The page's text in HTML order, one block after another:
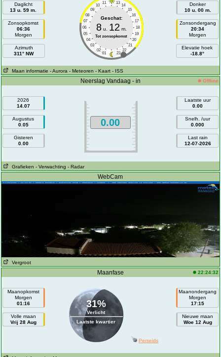
Daglicht
13 u. 59 m.
Zonsopkomst
06:36
Morgen
Azimuth
311° NW
11 13
10
14
09
15
08
16
07
17
06
18
05
19
04
20
03
21
02
22
01 23
Geschat:
8u. 12 m.
Tot zonsopkomst
Donker
10 u. 00 m.
Zonsondergang
20:34
Morgen
Elevatie hoek
-18.8°
Maan informatie - Aurora - Meteoren - Kaart - ISS
Neerslag Vandaag - in Offline
2026
14.07
Augustus
0.05
Gisteren
0.00
0.00
Laatste uur
0.00
Snelh. /uur
0.000
Last rain
12-07-2026
Grafieken - Verwachting - Radar
WebCam
Vergroot
Maanfase 22:24:32
Maanopkomst
Morgen
01:16
Volle maan
Vrij 28 Aug
31%
Verlicht
Laatste kwartier
Maanondergang
Morgen
17:15
Nieuwe maan
Woe 12 Aug
Perseids